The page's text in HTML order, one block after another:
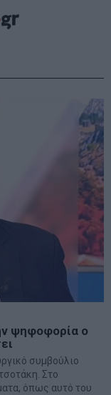
ψηφοφορία ο
συμβούλιο
Στο
όπως αυτό του